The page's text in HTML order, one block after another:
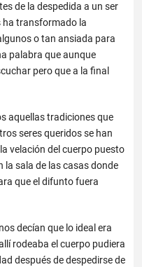
de la despedida a un ser
ha transformado la
o tan ansiada para
palabra que aunque
pero que a la final
aquellas tradiciones que
seres queridos se han
velación del cuerpo puesto
la sala de las casas donde
que el difunto fuera
decían que lo ideal era
rodeaba el cuerpo pudiera
después de despedirse de